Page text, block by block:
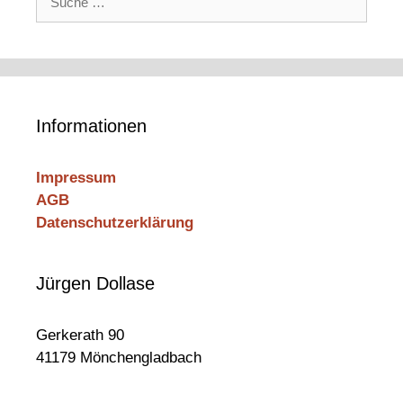
Informationen
Impressum
AGB
Datenschutzerklärung
Jürgen Dollase
Gerkerath 90
41179 Mönchengladbach